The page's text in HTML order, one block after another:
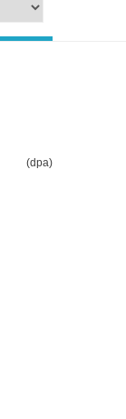
(dpa)